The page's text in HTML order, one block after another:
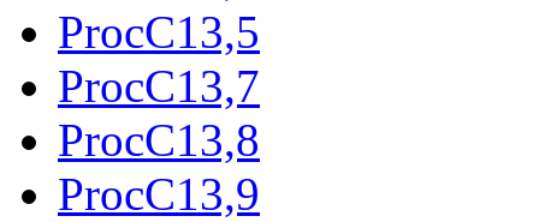
ProcC13,5
ProcC13,7
ProcC13,8
ProcC13,9